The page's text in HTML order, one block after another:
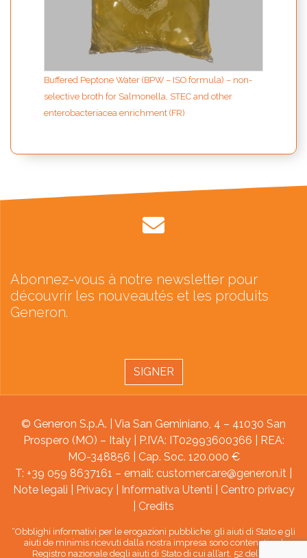
Buffered Peptone Water (BPW – ISO formula) – non-
selective broth for Salmonella, STEC and other
enterobacteriacea enrichment (FR)
Abonnez-vous à notre newsletter pour
découvrir les nouveautés et les produits
Generon.
SIGNER
© Generon S.p.A. | Via San Geminiano, 4 – 41030 San
Prospero (MO) – Italy | P.IVA: IT02993600366 | REA:
MO-348856 | Cap. Soc. 120.000 €
T: +39 059 8637161 – email: customercare@generon.it
Note legali
Privacy| Informativa Utenti
Centro privacy
Credits
“Obblighi informativi per le erogazioni pubbliche: gli aiuti di Stato e gli
aiuti de minimis ricevuti dalla nostra impresa sono contenuti nel
Registro nazionale degli aiuti di Stato di cui all’art. 52 della L.